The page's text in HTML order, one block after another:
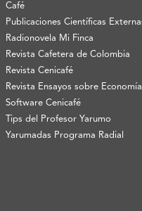
Café
Publicaciones Científicas
Radionovela Mi Finca
Revista Cafetera de Colombia
Revista Cenicafé
Revista Ensayos sobre Economía
Software Cenicafé
Tips del Profesor Yarumo
Yarumadas Programa Radial